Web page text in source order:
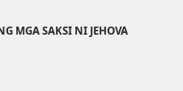
MGA SAKSI NI JEHOVA